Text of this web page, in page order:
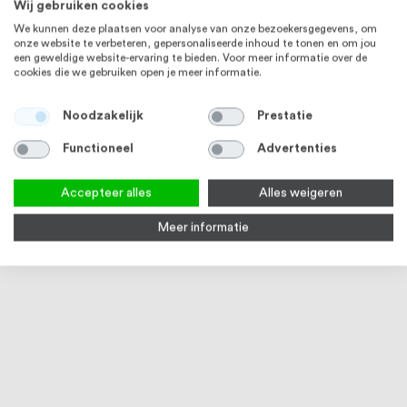
Wij gebruiken cookies
We kunnen deze plaatsen voor analyse van onze bezoekersgegevens, om
onze website te verbeteren, gepersonaliseerde inhoud te tonen en om jou
een geweldige website-ervaring te bieden. Voor meer informatie over de
cookies die we gebruiken open je meer informatie.
Noodzakelijk Prestatie
Functioneel Advertenties
Accepteer alles Alles weigeren
Meer informatie